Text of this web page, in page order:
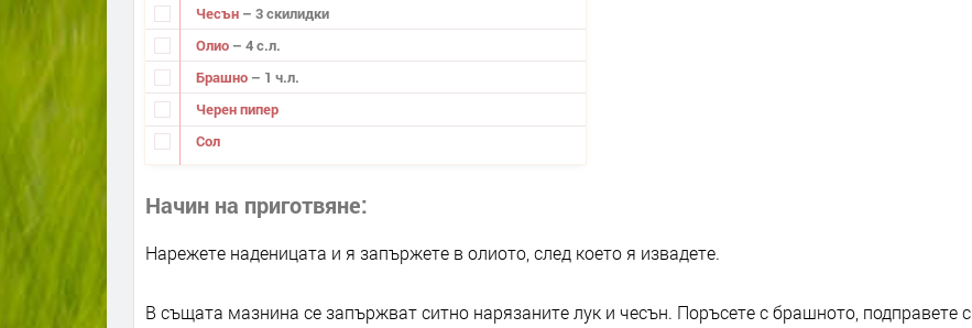
Чесън – 3 скилидки
Олио – 4 с.л.
Брашно – 1 ч.л.
Черен пипер
Сол
Начин на приготвяне
Нарежете наденицата и я запържете в олиото, след което я извадете.
В същата мазнина се запържват ситно нарязаните лук и чесън. Поръсете с брашното, подправете с